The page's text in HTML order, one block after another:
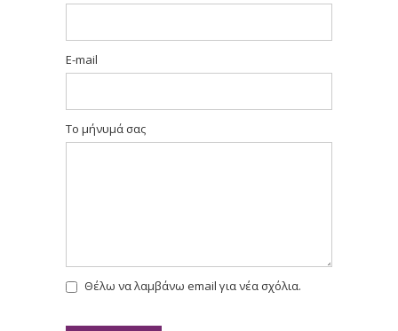
E-mail
Το μήνυμά σας
Θέλω να λαμβάνω email για νέα σχόλια.